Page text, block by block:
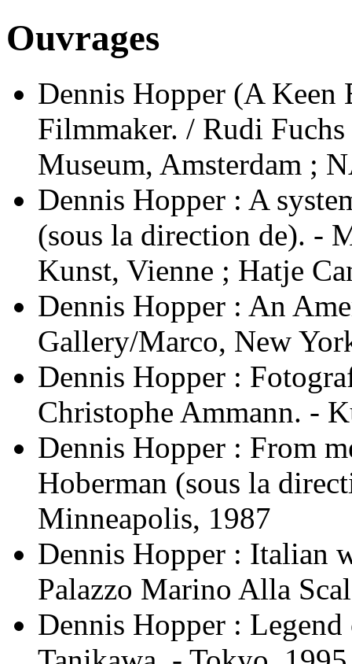
Ouvrages
Dennis Hopper (A Keen
Filmmaker. / Rudi
Museum, Amsterdam ;
Dennis Hopper : A
(sous la direction de). -
Kunst, Vienne ; Hatje
Dennis Hopper : An
Gallery/Marco, New
Dennis Hopper :
Christophe Ammann. -
Dennis Hopper : From
Hoberman (sous la
Minneapolis, 1987
Dennis Hopper : Italian
Palazzo Marino Alla
Dennis Hopper :